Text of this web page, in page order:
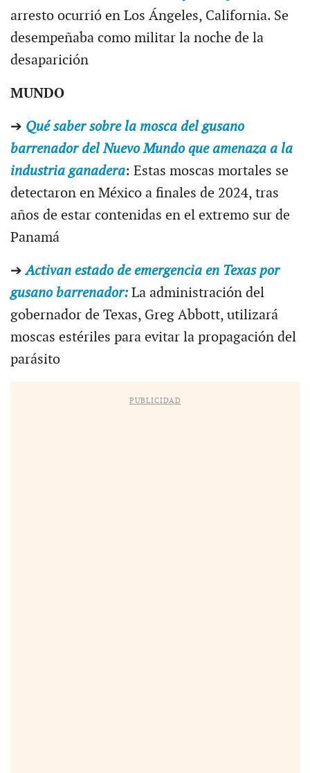
arresto ocurrió en Los Ángeles, California. Se
desempeñaba como militar la noche de la
desaparición
MUNDO
➔ Qué saber sobre la mosca del gusano
barrenador del Nuevo Mundo que amenaza a la
industria ganadera: Estas moscas mortales se
detectaron en México a finales de 2024, tras
años de estar contenidas en el extremo sur de
Panamá
➔Activan estado de emergencia en Texas por
gusano barrenador:La administración del
gobernador de Texas, Greg Abbott, utilizará
moscas estériles para evitar la propagación del
parásito
PUBLICIDAD